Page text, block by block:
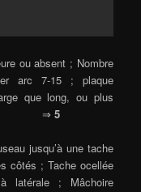
ou absent ; Nombre
arc 7-15 ; plaque
que long, ou plus
⇒ 5
jusqu’à une tache
côtés ; Tache ocellée
latérale ; Mâchoire